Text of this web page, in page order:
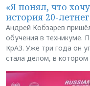
«Я понял, что
история 20-
Андрей Кобзарев
обучения в техникуме.
КрАЗ. Уже три года он
стала делом, в котором